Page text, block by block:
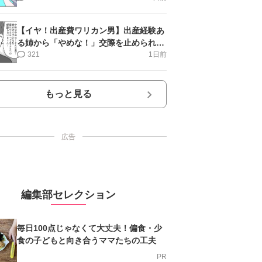
【イヤ！出産費ワリカン男】出産経験あ
る姉から「やめな！」交際を止められ＜
第12話＞#4コマ母道場
1日前
321
もっと見る
広告
編集部セレクション
毎日100点じゃなくて大丈夫！偏食・少
食の子どもと向き合うママたちの工夫
PR